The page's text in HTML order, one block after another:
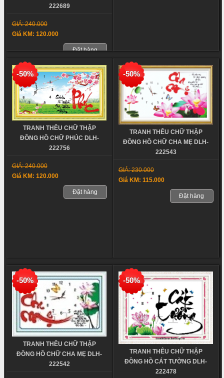
222689
GIÁ: 240.000
Giá KM: 120.000
Đặt hàng
-50%
TRANH THÊU CHỮ THẬP
ĐỒNG HỒ CHỮ PHÚC DLH-
222756
GIÁ: 240.000
Giá KM: 120.000
Đặt hàng
-50%
TRANH THÊU CHỮ THẬP
ĐỒNG HỒ CHỮ CHA MẸ DLH-
222543
GIÁ: 230.000
Giá KM: 115.000
Đặt hàng
-50%
TRANH THÊU CHỮ THẬP
ĐỒNG HỒ CHỮ CHA MẸ DLH-
222542
-50%
TRANH THÊU CHỮ THẬP
ĐỒNG HỒ CÁT TƯỜNG DLH-
222478